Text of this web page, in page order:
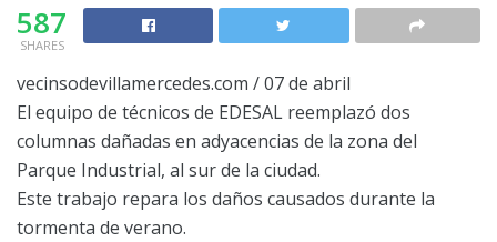
587
SHARES
vecinsodevillamercedes.com / 07 de abril
El equipo de técnicos de EDESAL reemplazó dos
columnas dañadas en adyacencias de la zona del
Parque Industrial, al sur de la ciudad.
Este trabajo repara los daños causados durante la
tormenta de verano.